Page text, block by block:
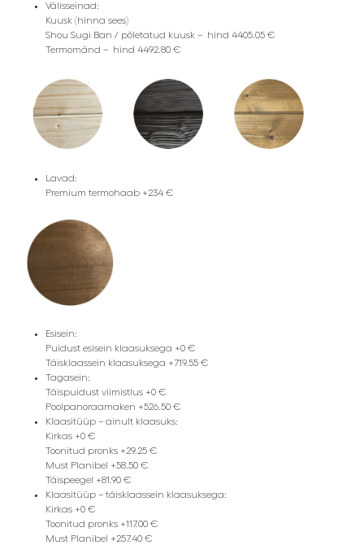
Välisseinad:
Kuusk (hinna sees)
Shou Sugi Ban / põletatud kuusk – hind 4405.05 €
Termomänd – hind 4492.80 €
Lavad:
Premium termohaab +234 €
Esisein:
Puidust esisein klaasuksega +0 €
Täisklaassein klaasuksega +719.55 €
Tagasein:
Täispuidust viimistlus +0 €
Poolpanoraamaken +526.50 €
Klaasitüüp – ainult klaasuks:
Kirkas +0 €
Toonitud pronks +29.25 €
Must Planibel +58.50 €
Täispeegel +81.90 €
Klaasitüüp – täisklaassein klaasuksega:
Kirkas +0 €
Toonitud pronks +117.00 €
Must Planibel +257.40 €